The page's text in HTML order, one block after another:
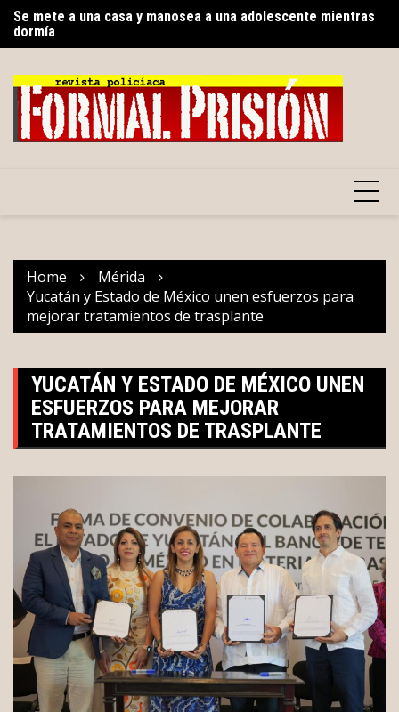
Skip
content
Se mete a una casa y manosea a una adolescente mientras
dormía
Con respaldo de la presidencia de la República,
Home
Mérida
Yucatán y Estado de México unen esfuerzos para
mejorar tratamientos de trasplante
YUCATÁN Y ESTADO DE MÉXICO UNEN
ESFUERZOS PARA MEJORAR
TRATAMIENTOS DE TRASPLANTE